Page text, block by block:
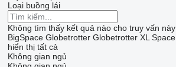
Loại buồng lái
Không tìm thấy kết quả nào cho truy vấn này
BigSpace Globetrotter Globetrotter XL Space
hiển thị tất cả
Không gian ngủ